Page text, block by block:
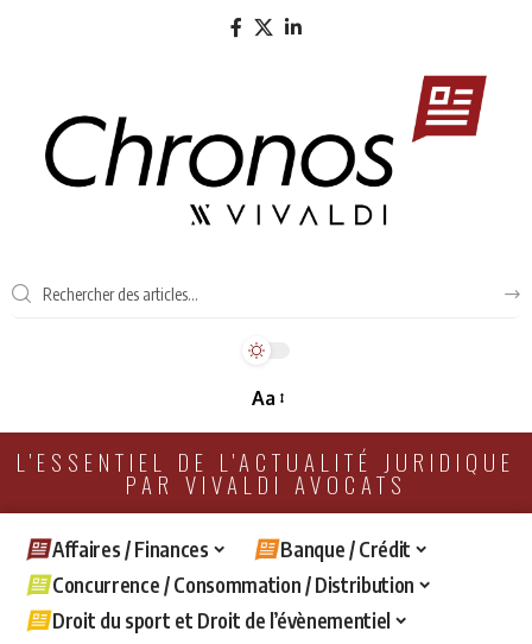
Aa
L'ESSENTIEL DE L'ACTUALITÉ JURIDIQUE
PAR VIVALDI AVOCATS
Affaires / Finances
Banque / Crédit
Concurrence / Consommation / Distribution
Droit du sport et Droit de l’évènementiel